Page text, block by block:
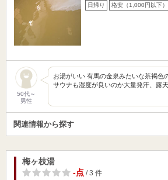
日帰り 格安（1,000円以下）
50代～
男性
お湯がいい 有馬の金泉みたいな茶褐色
サウナも湿度が良いのか大量発汗、露
関連情報から探す
梅ヶ枝湯
-点/ 3 件